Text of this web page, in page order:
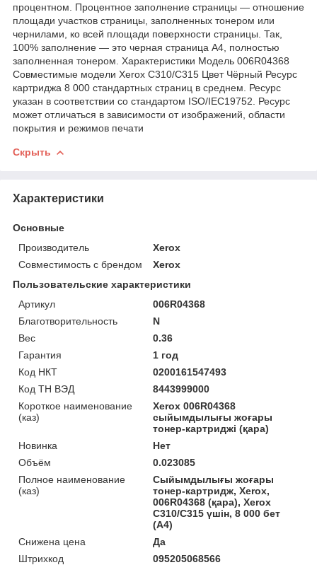
процентном. Процентное заполнение страницы — отношение
площади участков страницы, заполненных тонером или
чернилами, ко всей площади поверхности страницы. Так,
100% заполнение — это черная страница А4, полностью
заполненная тонером. Характеристики Модель 006R04368
Совместимые модели Xerox C310/C315 Цвет Чёрный Ресурс
картриджа 8 000 стандартных страниц в среднем. Ресурс
указан в соответствии со стандартом ISO/IEC19752. Ресурс
может отличаться в зависимости от изображений, области
покрытия и режимов печати
Скрыть
Характеристики
Основные
Производитель
Xerox
Совместимость с брендом
Xerox
Пользовательские характеристики
Артикул
006R04368
Благотворительность
N
Вес
0.36
Гарантия
1 год
Код НКТ
0200161547493
Код ТН ВЭД
8443999000
Короткое наименование
(каз)
Xerox 006R04368
сыйымдылығы жоғары
тонер-картриджі (қара)
Новинка
Нет
Объём
0.023085
Полное наименование
(каз)
Сыйымдылығы жоғары
тонер-картридж, Xerox,
006R04368 (қара), Xerox
C310/C315 үшін, 8 000 бет
(А4)
Снижена цена
Да
Штрихкод
095205068566